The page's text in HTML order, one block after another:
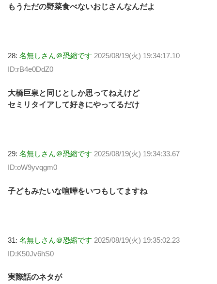
もうただの野菜食べないおじさんなんだよ
28: 名無しさん＠恐縮です 2025/08/19(火) 19:34:17.10
ID:rB4e0DdZ0
大橋巨泉と同じとしか思ってねえけど
セミリタイアして好きにやってるだけ
29: 名無しさん＠恐縮です 2025/08/19(火) 19:34:33.67
ID:oW9yvqgm0
子どもみたいな喧嘩をいつもしてますね
31: 名無しさん＠恐縮です 2025/08/19(火) 19:35:02.23
ID:K50Jv6hS0
実際話のネタが